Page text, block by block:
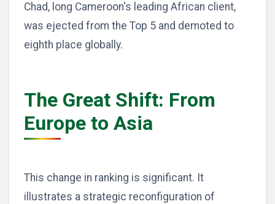
Chad, long Cameroon's leading African client,
was ejected from the Top 5 and demoted to
eighth place globally.
The Great Shift: From
Europe to Asia
This change in ranking is significant. It
illustrates a strategic reconfiguration of